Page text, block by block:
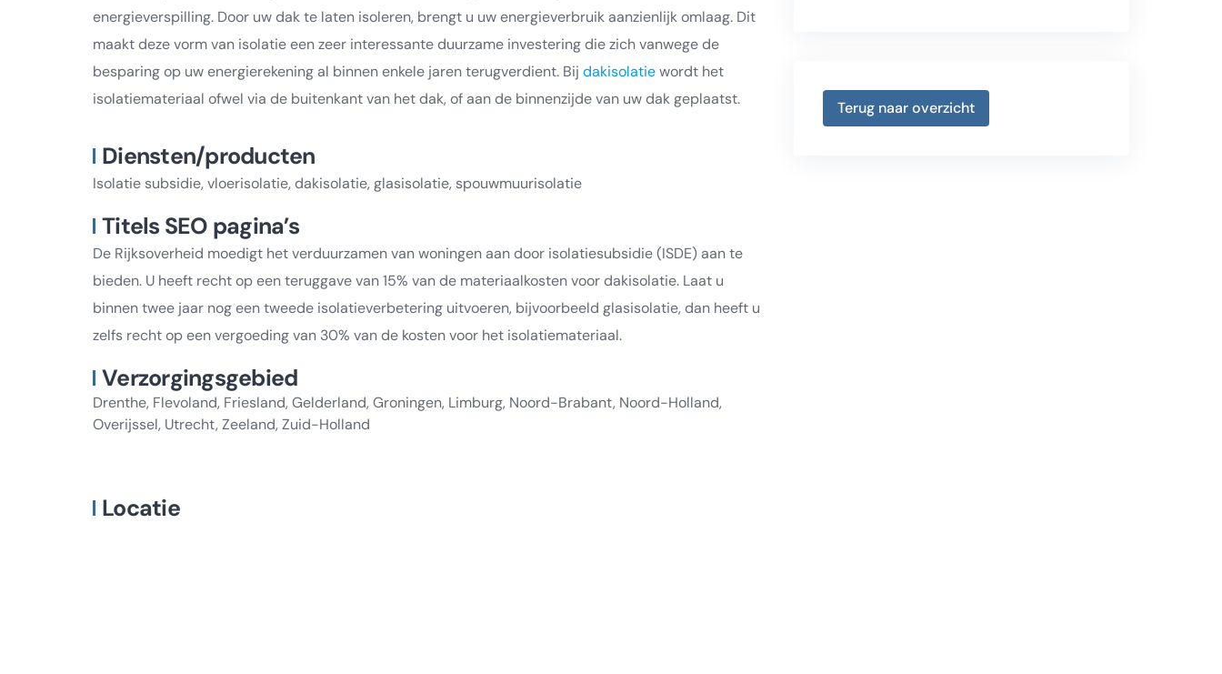
energieverspilling. Door uw dak te laten isoleren, brengt u uw energieverbruik aanzienlijk omlaag. Dit
maakt deze vorm van isolatie een zeer interessante duurzame investering die zich vanwege de
besparing op uw energierekening al binnen enkele jaren terugverdient. Bij dakisolatiewordt het
isolatiemateriaal ofwel via de buitenkant van het dak, of aan de binnenzijde van uw dak geplaatst.
Diensten/producten
Isolatie subsidie, vloerisolatie, dakisolatie, glasisolatie, spouwmuurisolatie
Titels SEO pagina’s
De Rijksoverheid moedigt het verduurzamen van woningen aan door isolatiesubsidie (ISDE) aan te
bieden. U heeft recht op een teruggave van 15% van de materiaalkosten voor dakisolatie. Laat u
binnen twee jaar nog een tweede isolatieverbetering uitvoeren, bijvoorbeeld glasisolatie, dan heeft u
zelfs recht op een vergoeding van 30% van de kosten voor het isolatiemateriaal.
Verzorgingsgebied
Drenthe, Flevoland, Friesland, Gelderland, Groningen, Limburg, Noord-Brabant, Noord-Holland,
Overijssel, Utrecht, Zeeland, Zuid-Holland
Locatie
Terug naar overzicht